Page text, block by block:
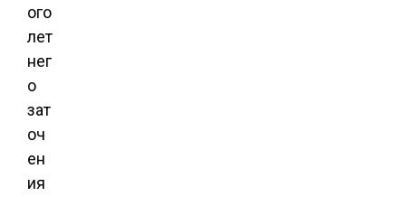
ого
лет
нег
о
зат
оч
ен
ия